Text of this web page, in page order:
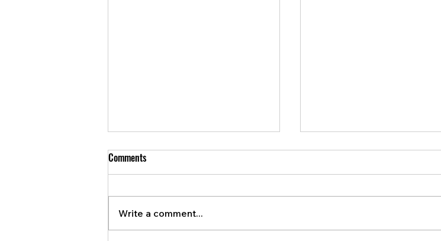
Comments
Write a comment...